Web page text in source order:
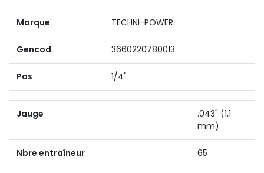
Marque TECHNI-POWER
Gencod 3660220780013
Pas 1/4"
Jauge
.043" (1,1
mm)
Nbre entraîneur 65